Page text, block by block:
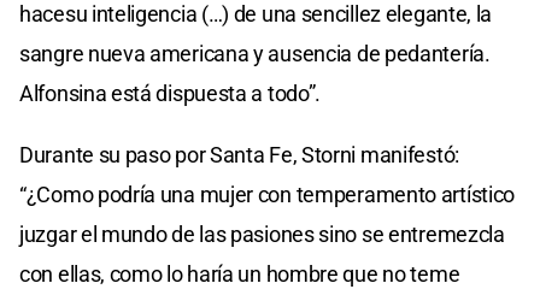
hacesu inteligencia (…) de una sencillez elegante, la
sangre nueva americana y ausencia de pedantería.
Alfonsina está dispuesta a todo”.
Durante su paso por Santa Fe, Storni manifestó:
“¿Como podría una mujer con temperamento artístico
juzgar el mundo de las pasiones sino se entremezcla
con ellas, como lo haría un hombre que no teme